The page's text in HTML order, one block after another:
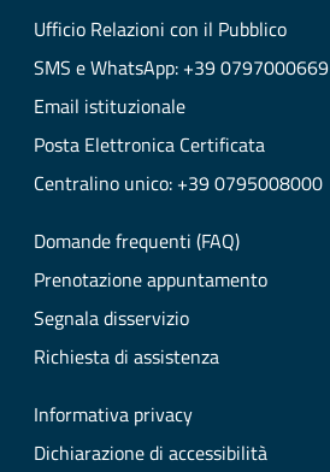
Ufficio Relazioni con il Pubblico
SMS e WhatsApp: +39 0797000669
Email istituzionale
Posta Elettronica Certificata
Centralino unico: +39 0795008000
Domande frequenti (FAQ)
Prenotazione appuntamento
Segnala disservizio
Richiesta di assistenza
Informativa privacy
Dichiarazione di accessibilità